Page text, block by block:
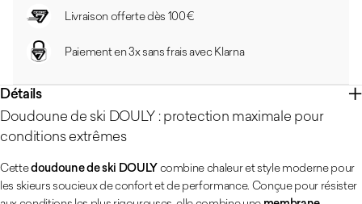
Livraison offerte dès 100 €
Paiement en 3x sans frais avec Klarna
Détails
Doudoune de ski DOULY : protection maximale pour
conditions extrêmes
Cettedoudoune de ski DOULYcombine chaleur et style moderne pour
les skieurs soucieux de confort et de performance. Conçue pour résister